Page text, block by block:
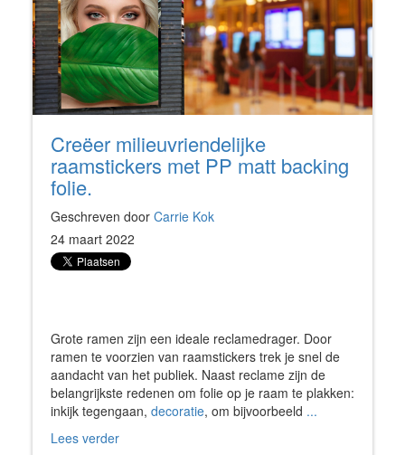
Creëer milieuvriendelijke
raamstickers met PP matt backing
folie.
Geschreven door Carrie Kok
24 maart 2022
Grote ramen zijn een ideale reclamedrager. Door
ramen te voorzien van raamstickers trek je snel de
aandacht van het publiek. Naast reclame zijn de
belangrijkste redenen om folie op je raam te plakken:
inkijk tegengaan, decoratie, om bijvoorbeeld ...
Lees verder